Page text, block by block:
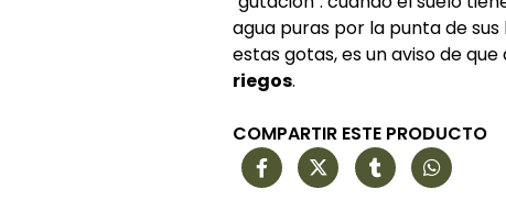
agua puras por la punta de sus
estas gotas, es un aviso de que
riegos.
COMPARTIR ESTE PRODUCTO